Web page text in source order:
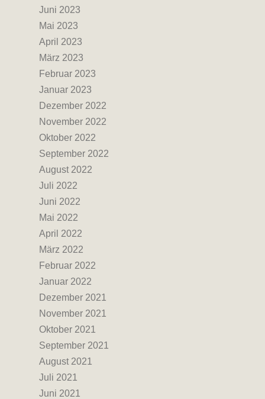
Juni 2023
Mai 2023
April 2023
März 2023
Februar 2023
Januar 2023
Dezember 2022
November 2022
Oktober 2022
September 2022
August 2022
Juli 2022
Juni 2022
Mai 2022
April 2022
März 2022
Februar 2022
Januar 2022
Dezember 2021
November 2021
Oktober 2021
September 2021
August 2021
Juli 2021
Juni 2021